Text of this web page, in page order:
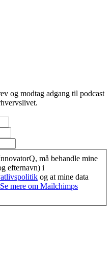
og modtag adgang til podcast
må behandle mine
efternavn) i
og at mine data
Se mere om Mailchimps